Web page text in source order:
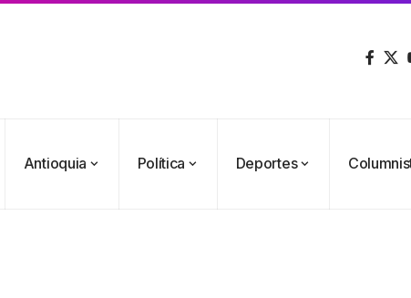
Antioquia Política Deportes